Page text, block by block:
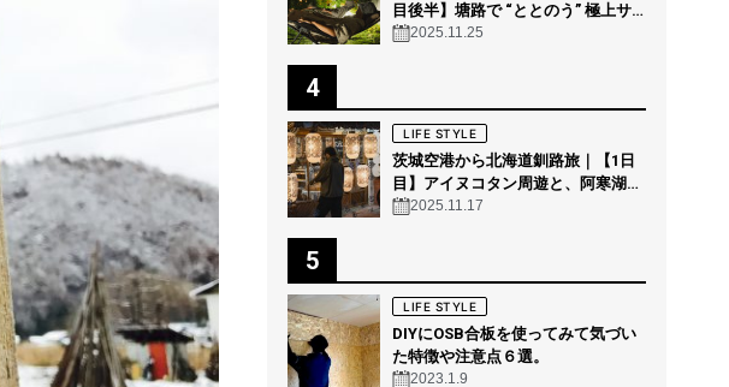
目後半】塘路で “ととのう” 極上サ
ウナ体験 @THE GEEK
2025.11.25
4
LIFE STYLE
茨城空港から北海道釧路旅｜【1日
目】アイヌコタン周遊と、阿寒湖の
森の幻想的ナイトウォーク「カムイ
2025.11.17
5
LIFE STYLE
DIYにOSB合板を使ってみて気づい
た特徴や注意点６選。
2023.1.9